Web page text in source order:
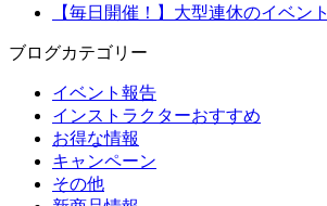
【毎日開催！】大型連休のイベント
ブログカテゴリー
イベント報告
インストラクターおすすめ
お得な情報
キャンペーン
その他